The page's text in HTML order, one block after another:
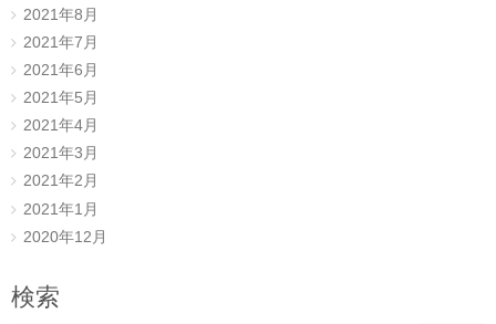
2021年8月
2021年7月
2021年6月
2021年5月
2021年4月
2021年3月
2021年2月
2021年1月
2020年12月
検索